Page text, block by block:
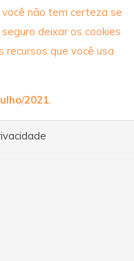
não tem certeza se
deixar os cookies
recursos que você usa
/2021